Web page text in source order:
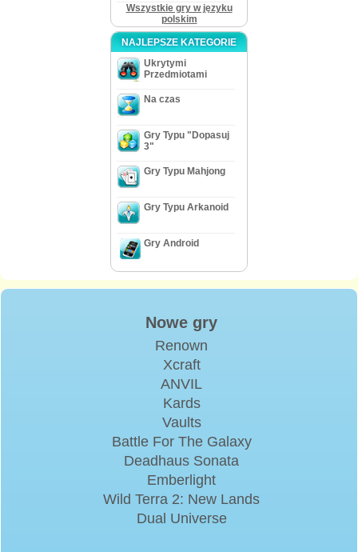
Wszystkie gry w języku
polskim
NAJLEPSZE KATEGORIE
Ukrytymi
Przedmiotami
Na czas
Gry Typu "Dopasuj
3"
Gry Typu Mahjong
Gry Typu Arkanoid
Gry Android
Nowe gry
Renown
Xcraft
ANVIL
Kards
Vaults
Battle For The Galaxy
Deadhaus Sonata
Emberlight
Wild Terra 2: New Lands
Dual Universe